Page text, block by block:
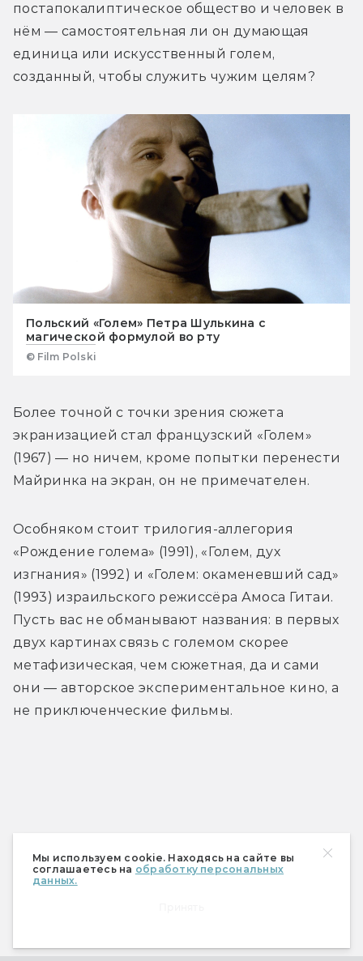
Мы используем cookie. Находясь на сайте вы
соглашаетесь на обработку персональных
данных.
постапокалиптическое общество и человек в
нём — самостоятельная ли он думающая
единица или искусственный голем,
созданный, чтобы служить чужим целям?
Польский «Голем» Петра Шулькина с
магической формулой во рту
© Film Polski
Более точной с точки зрения сюжета
экранизацией стал французский «Голем»
(1967) — но ничем, кроме попытки перенести
Майринка на экран, он не примечателен.
Особняком стоит трилогия-аллегория
«Рождение голема» (1991), «Голем, дух
изгнания» (1992) и «Голем: окаменевший сад»
(1993) израильского режиссёра Амоса Гитаи.
Пусть вас не обманывают названия: в первых
двух картинах связь с големом скорее
метафизическая, чем сюжетная, да и сами
они — авторское экспериментальное кино, а
не приключенческие фильмы.